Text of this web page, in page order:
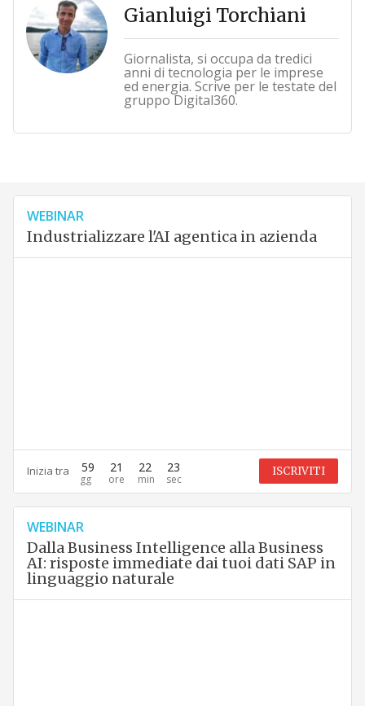
Gianluigi Torchiani
Giornalista, si occupa da tredici
anni di tecnologia per le imprese
ed energia. Scrive per le testate del
gruppo Digital360.
WEBINAR
Industrializzare l'AI agentica in azienda
Inizia tra 59 21 22 22 ISCRIVITI
WEBINAR
Dalla Business Intelligence alla Business
AI: risposte immediate dai tuoi dati SAP in
linguaggio naturale